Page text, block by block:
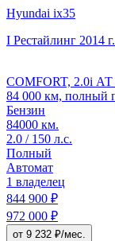
Hyundai ix35
I Рестайлинг 2014
COMFORT, 2.0i АТ
84 000 км, полный
Бензин
84000 км.
2.0 / 150 л.с.
Полный
Автомат
1 владелец
844 900 ₽
972 000 ₽
от 9 232 ₽/мес.